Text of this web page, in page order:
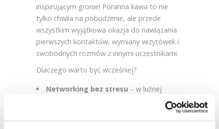
inspirującym gronie! Poranna kawa to nie
tylko chwila na pobudzenie, ale przede
wszystkim wyjątkowa okazja do nawiązania
pierwszych kontaktów, wymiany wizytówek i
swobodnych rozmów z innymi uczestnikami.
Dlaczego warto być wcześniej?
Networking bez stresu – w luźnej
atmosferze łatwiej rozpocząć rozmowę,
wartościowe relacje biznesowe.